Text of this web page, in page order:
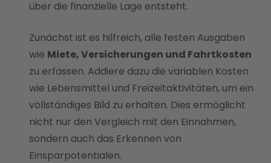
über die finanzielle Lage entsteht.
Zunächst ist es hilfreich, alle festen Ausgaben
wie Miete, Versicherungen und Fahrtkosten
zu erfassen. Addiere dazu die variablen Kosten
wie Lebensmittel und Freizeitaktivitäten, um ein
vollständiges Bild zu erhalten. Dies ermöglicht
nicht nur den Vergleich mit den Einnahmen,
sondern auch das Erkennen von
Einsparpotentialen.